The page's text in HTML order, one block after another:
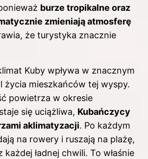
burze tropikalne oraz
zmieniają atmosferę
że turystyka znacznie
Kuby wpływa w znacznym
życia mieszkańców tej wyspy.
powietrza w okresie
się uciążliwa, Kubańczycy
aklimatyzacji. Po każdym
na rowery i ruszają na plażę,
ładnej chwili. To właśnie